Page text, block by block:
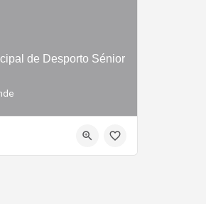
de Desporto Sénior